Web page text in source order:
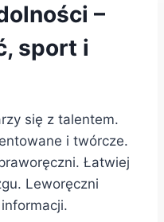
–
sport i
się z talentem.
i twórcze.
Łatwiej
Leworęczni